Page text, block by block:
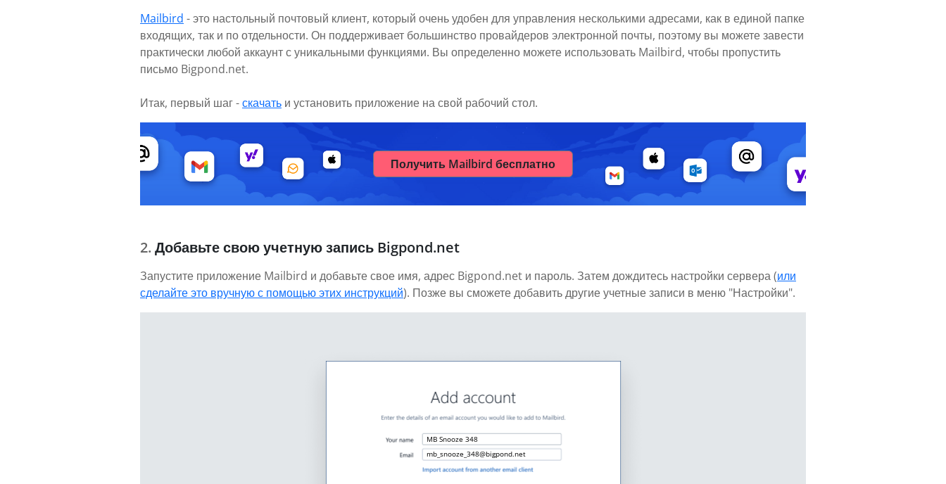
Mailbird - это настольный почтовый клиент, который очень удобен для управления несколькими адресами, как в единой папке
входящих, так и по отдельности. Он поддерживает большинство провайдеров электронной почты, поэтому вы можете завести
практически любой аккаунт с уникальными функциями. Вы определенно можете использовать Mailbird, чтобы пропустить
письмо Bigpond.net.
Итак, первый шаг -скачать и установить приложение на свой рабочий стол.
Получить Mailbird бесплатно
Добавьте свою учетную запись Bigpond.net
Запустите приложение Mailbird и добавьте свое имя, адрес Bigpond.net и пароль. Затем дождитесь настройки сервера (или
сделайте это вручную с помощью этих инструкций). Позже вы сможете добавить другие учетные записи в меню "Настройки".
MB Snooze 348
mb_snooze_348@bigpond.net